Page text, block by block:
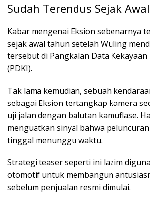
Sudah Terendus Sejak
Kabar mengenai Eksion sebenarnya
sejak awal tahun setelah Wuling
tersebut di Pangkalan Data
(PDKI).
Tak lama kemudian, sebuah
sebagai Eksion tertangkap kamera
uji jalan dengan balutan kamuflase.
menguatkan sinyal bahwa
tinggal menunggu waktu.
Strategi teaser seperti ini lazim
otomotif untuk membangun
sebelum penjualan resmi dimulai.